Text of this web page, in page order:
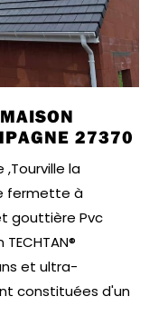
27370
la
fermette à
gouttière Pvc
et ultra-
constituées d'un